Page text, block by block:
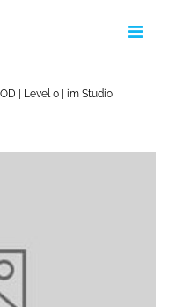
| Level 0 | im Studio